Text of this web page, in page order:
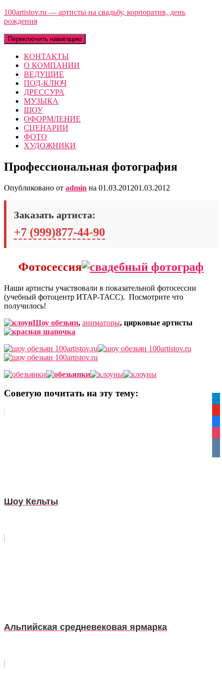
100artistov.ru — артисты на свадьбу, корпоратив, день
рождения
Переключить навигацию
КОНТАКТЫ
О КОМПАНИИ
ВЕДУЩИЕ
ПОД-КЛЮЧ
ДРЕССУРА
МУЗЫКА
ШОУ
ОФОРМЛЕНИЕ
СЦЕНАРИИ
ФОТО
ХУДОЖНИКИ
Профессиональная фотография
Опубликовано от admin на 01.03.201201.03.2012
Заказать артиста:
+7 (999)877-44-90
Фотосессия
Наши артисты участвовали в показательной фотосессии
(учебный фотоцентр ИТАР-ТАСС). Посмотрите что
получилось!
Шоу обезьян, аниматоры, цирковые артисты
Советую почитать на эту тему:
Шоу Кельты
Альпийская средневековая ярмарка